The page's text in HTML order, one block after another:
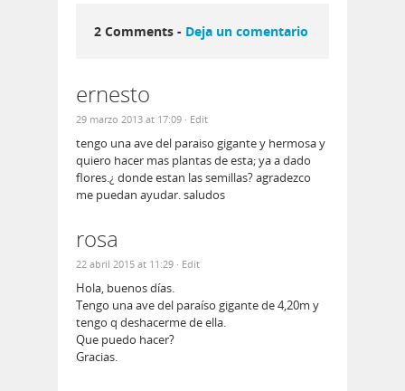
2 Comments - Deja un comentario
ernesto
29 marzo 2013 at 17:09 · Edit
tengo una ave del paraiso gigante y hermosa y
quiero hacer mas plantas de esta; ya a dado
flores.¿ donde estan las semillas? agradezco
me puedan ayudar. saludos
rosa
22 abril 2015 at 11:29 · Edit
Hola, buenos días.
Tengo una ave del paraíso gigante de 4,20m y
tengo q deshacerme de ella.
Que puedo hacer?
Gracias.